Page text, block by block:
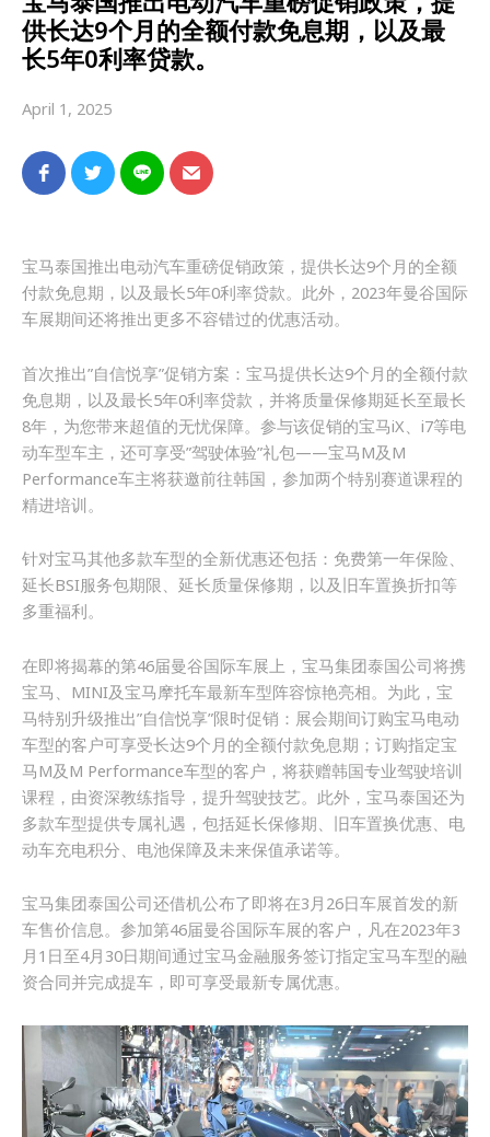
供长达9个月的全额付款免息期，以及最
长5年0利率贷款。
April 1, 2025
宝马泰国推出电动汽车重磅促销政策，提供长达9个月的全额
付款免息期，以及最长5年0利率贷款。此外，2023年曼谷国际
车展期间还将推出更多不容错过的优惠活动。
首次推出”自信悦享”促销方案：宝马提供长达9个月的全额付款
免息期，以及最长5年0利率贷款，并将质量保修期延长至最长
8年，为您带来超值的无忧保障。参与该促销的宝马iX、i7等电
动车型车主，还可享受”驾驶体验”礼包——宝马M及M
Performance车主将获邀前往韩国，参加两个特别赛道课程的
精进培训。
针对宝马其他多款车型的全新优惠还包括：免费第一年保险、
延长BSI服务包期限、延长质量保修期，以及旧车置换折扣等
多重福利。
在即将揭幕的第46届曼谷国际车展上，宝马集团泰国公司将携
宝马、MINI及宝马摩托车最新车型阵容惊艳亮相。为此，宝
马特别升级推出”自信悦享”限时促销：展会期间订购宝马电动
车型的客户可享受长达9个月的全额付款免息期；订购指定宝
马M及M Performance车型的客户，将获赠韩国专业驾驶培训
课程，由资深教练指导，提升驾驶技艺。此外，宝马泰国还为
多款车型提供专属礼遇，包括延长保修期、旧车置换优惠、电
动车充电积分、电池保障及未来保值承诺等。
宝马集团泰国公司还借机公布了即将在3月26日车展首发的新
车售价信息。参加第46届曼谷国际车展的客户，凡在2023年3
月1日至4月30日期间通过宝马金融服务签订指定宝马车型的融
资合同并完成提车，即可享受最新专属优惠。